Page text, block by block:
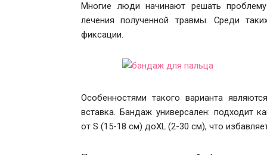
Многие люди начинают решать
лечения полученной травмы. Среди
фиксации.
Особенностями такого варианта
вставка. Бандаж универсален: подходит
от S (15-18 см) доXL (2-30 см), что